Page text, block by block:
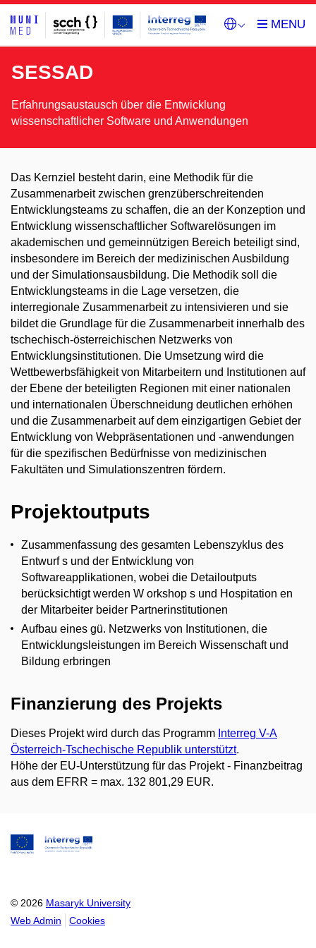
SESSAD
Erfahrungsaustausch über die Entwicklung
wissenschaftlicher Software und Anwendungen
Das Kernziel besteht darin, eine Methodik für die
Zusammenarbeit zwischen grenzüberschreitenden
Entwicklungsteams zu schaffen, die an der Konzeption und
Entwicklung wissenschaftlicher Softwarelösungen im
akademischen und gemeinnützigen Bereich beteiligt sind,
insbesondere im Bereich der medizinischen Ausbildung
und der Simulationsausbildung. Die Methodik soll die
Entwicklungsteams in die Lage versetzen, die
interregionale Zusammenarbeit zu intensivieren und sie
bildet die Grundlage für die Zusammenarbeit innerhalb des
tschechisch-österreichischen Netzwerks von
Entwicklungsinstitutionen. Die Umsetzung wird die
Wettbewerbsfähigkeit von Mitarbeitern und Institutionen auf
der Ebene der beteiligten Regionen mit einer nationalen
und internationalen Überschneidung deutlichen erhöhen
und die Zusammenarbeit auf dem einzigartigen Gebiet der
Entwicklung von Webpräsentationen und -anwendungen
für die spezifischen Bedürfnisse von medizinischen
Fakultäten und Simulationszentren fördern.
Projektoutputs
Zusammenfassung des gesamten Lebenszyklus des
Entwurf s und der Entwicklung von
Softwareapplikationen, wobei die Detailoutputs
berücksichtigt werden W orkshop s und Hospitation en
der Mitarbeiter beider Partnerinstitutionen
Aufbau eines gü. Netzwerks von Institutionen, die
Entwicklungsleistungen im Bereich Wissenschaft und
Bildung erbringen
Finanzierung des Projekts
Dieses Projekt wird durch das Programm Interreg V-A
Österreich-Tschechische Republik unterstützt.
Höhe der EU-Unterstützung für das Projekt - Finanzbeitrag
aus dem EFRR = max. 132 801,29 EUR.
© 2026 Masaryk University
Web Admin
Cookies